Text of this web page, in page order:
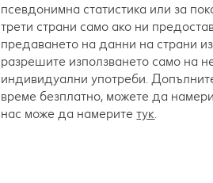
псевдонимна статистика или за
трети страни само ако ни
предаването на данни на страни
разрешите използването само на
индивидуални употреби.
време безплатно, можете да
нас може да намеритетук.